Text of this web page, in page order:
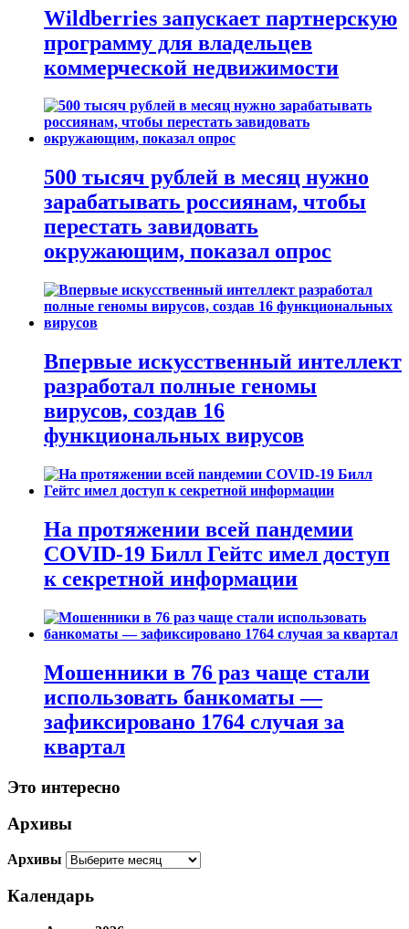
Wildberries запускает партнерскую
программу для владельцев
коммерческой недвижимости
500 тысяч рублей в месяц нужно
зарабатывать россиянам, чтобы
перестать завидовать
окружающим, показал опрос
Впервые искусственный интеллект
разработал полные геномы
вирусов, создав 16
функциональных вирусов
На протяжении всей пандемии
COVID-19 Билл Гейтс имел доступ
к секретной информации
Мошенники в 76 раз чаще стали
использовать банкоматы —
зафиксировано 1764 случая за
квартал
Это интересно
Архивы
Архивы
Календарь